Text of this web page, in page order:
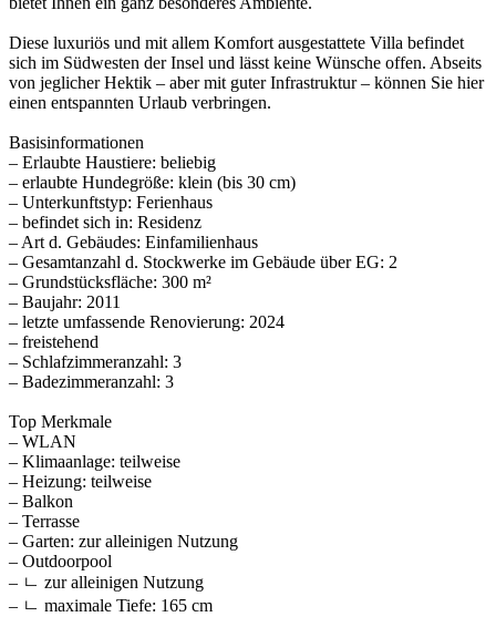
Diese luxuriös und mit allem Komfort ausgestattete Villa befindet
sich im Südwesten der Insel und lässt keine Wünsche offen. Abseits
von jeglicher Hektik – aber mit guter Infrastruktur – können Sie hier
einen entspannten Urlaub verbringen.
Basisinformationen
– Erlaubte Haustiere: beliebig
– erlaubte Hundegröße: klein (bis 30 cm)
– Unterkunftstyp: Ferienhaus
– befindet sich in: Residenz
– Art d. Gebäudes: Einfamilienhaus
– Gesamtanzahl d. Stockwerke im Gebäude über EG: 2
– Grundstücksfläche: 300 m²
– Baujahr: 2011
– letzte umfassende Renovierung: 2024
– freistehend
– Schlafzimmeranzahl: 3
– Badezimmeranzahl: 3
Top Merkmale
– WLAN
– Klimaanlage: teilweise
– Heizung: teilweise
– Balkon
– Terrasse
– Garten: zur alleinigen Nutzung
– Outdoorpool
– ㄴ zur alleinigen Nutzung
– ㄴ maximale Tiefe: 165 cm